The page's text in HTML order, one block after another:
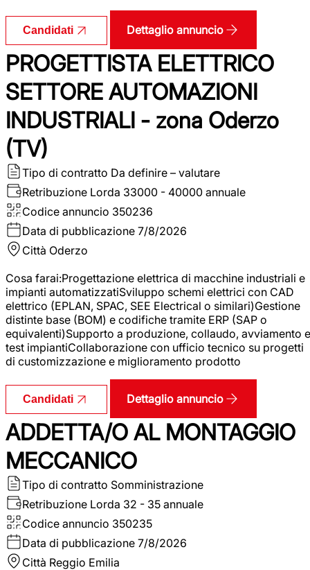
Candidati Dettaglio annuncio
PROGETTISTA ELETTRICO
SETTORE AUTOMAZIONI
INDUSTRIALI - zona Oderzo
(TV)
Tipo di contratto Da definire – valutare
Retribuzione Lorda 33000 - 40000 annuale
Codice annuncio 350236
Data di pubblicazione 7/8/2026
Città Oderzo
Cosa farai:Progettazione elettrica di macchine industriali e
impianti automatizzatiSviluppo schemi elettrici con CAD
elettrico (EPLAN, SPAC, SEE Electrical o similari)Gestione
distinte base (BOM) e codifiche tramite ERP (SAP o
equivalenti)Supporto a produzione, collaudo, avviamento e
test impiantiCollaborazione con ufficio tecnico su progetti
di customizzazione e miglioramento prodotto
Candidati Dettaglio annuncio
ADDETTA/O AL MONTAGGIO
MECCANICO
Tipo di contratto Somministrazione
Retribuzione Lorda 32 - 35 annuale
Codice annuncio 350235
Data di pubblicazione 7/8/2026
Città Reggio Emilia